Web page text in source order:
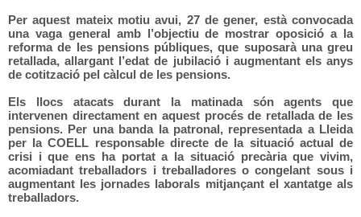
Per aquest mateix motiu avui, 27 de gener, està convocada
una vaga general amb l’objectiu de mostrar oposició a la
reforma de les pensions públiques, que suposarà una greu
retallada, allargant l’edat de jubilació i augmentant els anys
de cotització pel càlcul de les pensions.
Els llocs atacats durant la matinada són agents que
intervenen directament en aquest procés de retallada de les
pensions. Per una banda la patronal, representada a Lleida
per la COELL responsable directe de la situació actual de
crisi i que ens ha portat a la situació precària que vivim,
acomiadant treballadors i treballadores o congelant sous i
augmentant les jornades laborals mitjançant el xantatge als
treballadors.